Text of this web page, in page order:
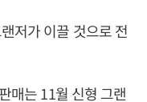
저가 이끌 것으로 전
매는 11월 신형 그랜